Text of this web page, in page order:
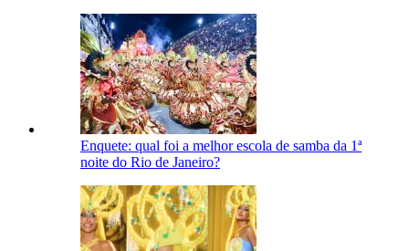
Enquete: qual foi a melhor escola de samba da 1ª
noite do Rio de Janeiro?